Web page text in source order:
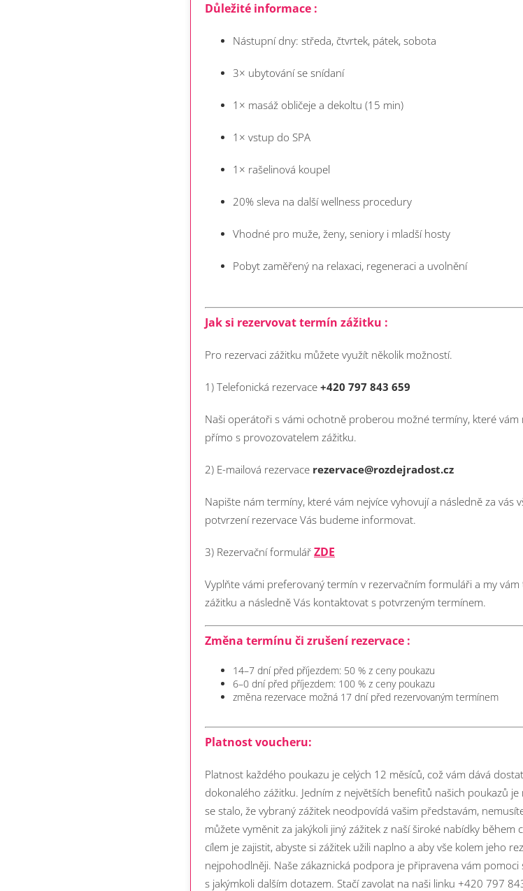
Důležité informace :
Nástupní dny: středa, čtvrtek, pátek, sobota
3× ubytování se snídaní
1× masáž obličeje a dekoltu (15 min)
1× vstup do SPA
1× rašelinová koupel
20% sleva na další wellness procedury
Vhodné pro muže, ženy, seniory i mladší hosty
Pobyt zaměřený na relaxaci, regeneraci a uvolnění
Jak si rezervovat termín zážitku :
Pro rezervaci zážitku můžete využít několik možností.
1) Telefonická rezervace +420 797 843 659
Naši operátoři s vámi ochotně proberou možné termíny, které vám
přímo s provozovatelem zážitku.
2) E-mailová rezervace rezervace@rozdejradost.cz
Napište nám termíny, které vám nejvíce vyhovují a následně za vás
potvrzení rezervace Vás budeme informovat.
3) Rezervační formulář ZDE
Vyplňte vámi preferovaný termín v rezervačním formuláři a my
zážitku a následně Vás kontaktovat s potvrzeným termínem.
Změna termínu či zrušení rezervace :
14–7 dní před příjezdem: 50 % z ceny poukazu
6–0 dní před příjezdem: 100 % z ceny poukazu
změna rezervace možná 17 dní před rezervovaným termínem
Platnost voucheru:
Platnost každého poukazu je celých 12 měsíců, což vám dává
dokonalého zážitku. Jedním z největších benefitů našich poukazů
se stalo, že vybraný zážitek neodpovídá vašim představám,
můžete vyměnit za jakýkoli jiný zážitek z naší široké nabídky
cílem je zajistit, abyste si zážitek užili naplno a aby vše kolem jeho
nejpohodlněji. Naše zákaznická podpora je připravena vám
s jakýmkoli dalším dotazem. Stačí zavolat na naši linku +420 797